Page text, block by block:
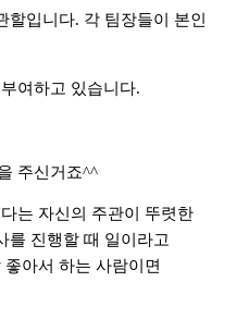
할입니다. 각 팀장들이 본인
여하고 있습니다.
주신거죠^^
는 자신의 주관이 뚜렷한
를 진행할 때 일이라고
아서 하는 사람이면